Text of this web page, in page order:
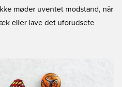
møder uventet modstand, når
eller lave det uforudsete